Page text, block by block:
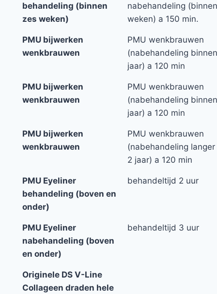
behandeling (binnen
zes weken)
nabehandeling
weken) a 150 min.
PMU bijwerken
wenkbrauwen
PMU wenkbrauwen
(nabehandeling
jaar) a 120 min
PMU bijwerken
wenkbrauwen
PMU wenkbrauwen
(nabehandeling
jaar) a 120 min
PMU bijwerken
wenkbrauwen
PMU wenkbrauwen
(nabehandeling
2 jaar) a 120 min
PMU Eyeliner
behandeling (boven en
onder)
behandeltijd 2 uur
PMU Eyeliner
nabehandeling (boven
en onder)
behandeltijd 3 uur
Originele DS V-Line
Collageen draden hele